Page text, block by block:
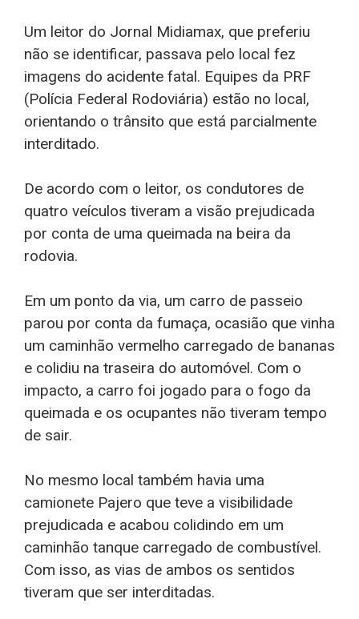
Um leitor do Jornal Midiamax, que preferiu
não se identificar, passava pelo local fez
imagens do acidente fatal. Equipes da PRF
(Polícia Federal Rodoviária) estão no local,
orientando o trânsito que está parcialmente
interditado.
De acordo com o leitor, os condutores de
quatro veículos tiveram a visão prejudicada
por conta de uma queimada na beira da
rodovia.
Em um ponto da via, um carro de passeio
parou por conta da fumaça, ocasião que vinha
um caminhão vermelho carregado de bananas
e colidiu na traseira do automóvel. Com o
impacto, a carro foi jogado para o fogo da
queimada e os ocupantes não tiveram tempo
de sair.
No mesmo local também havia uma
camionete Pajero que teve a visibilidade
prejudicada e acabou colidindo em um
caminhão tanque carregado de combustível.
Com isso, as vias de ambos os sentidos
tiveram que ser interditadas.